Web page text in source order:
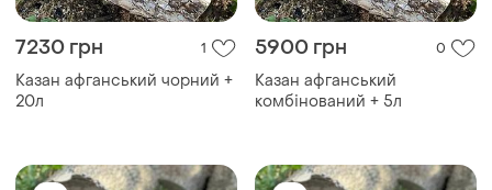
7230 грн 1
Казан афганський чорний +
20л
5900 грн 0
Казан афганський
комбінований + 5л